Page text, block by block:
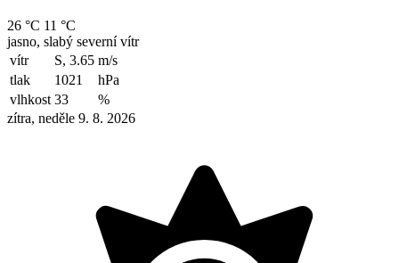
26 °C 11 °C
jasno, slabý severní vítr
vítr
S, 3.65 m/s
tlak
1021
hPa
vlhkost 33
%
zítra, neděle 9. 8. 2026